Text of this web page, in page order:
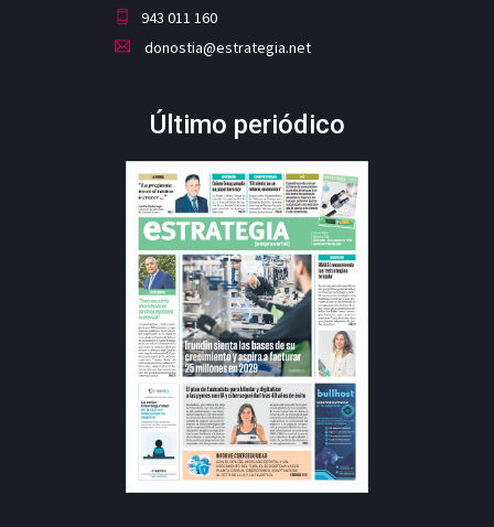
943 011 160
donostia@estrategia.net
Último periódico